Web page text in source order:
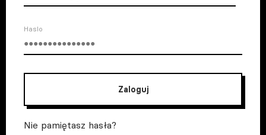
Haslo
Zaloguj
Nie pamiętasz hasła?